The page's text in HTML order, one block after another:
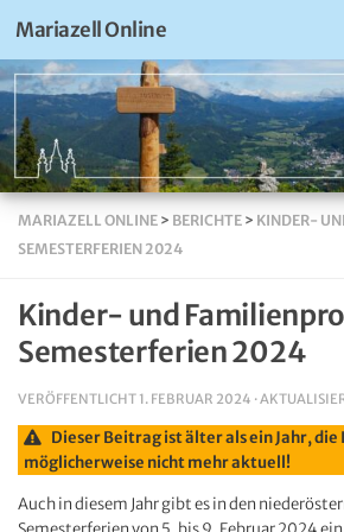
Mariazell Online
MARIAZELL ONLINE > BERICHTE > KINDER-
SEMESTERFERIEN 2024
Kinder- und
Semesterferien 2024
VERÖFFENTLICHT 1. FEBRUAR 2024 ·
Dieser Beitrag ist älter als ein Jahr,
möglicherweise nicht mehr aktuell!
Auch in diesem Jahr gibt es in den